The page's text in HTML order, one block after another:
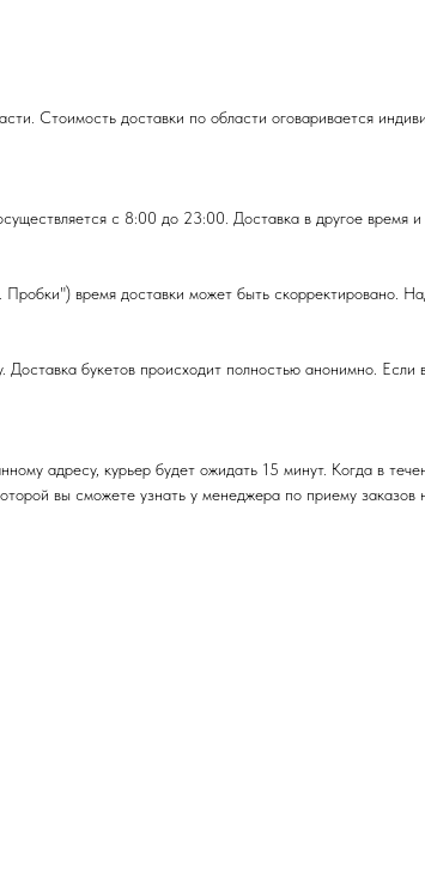
Стоимость доставки по области оговаривается
с 8:00 до 23:00. Доставка в другое время
время доставки может быть скорректировано.
букетов происходит полностью анонимно.
адресу, курьер будет ожидать 15 минут. Когда в
вы сможете узнать у менеджера по приему заказов